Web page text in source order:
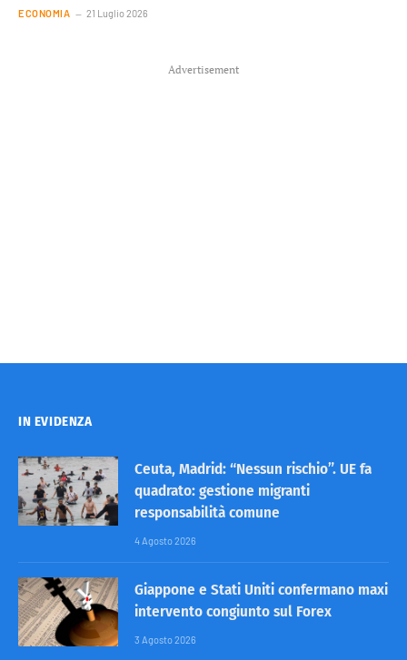
ECONOMIA 21 Luglio 2026
Advertisement
IN EVIDENZA
Ceuta, Madrid: “Nessun rischio”. UE fa
quadrato: gestione migranti
responsabilità comune
4 Agosto 2026
Giappone e Stati Uniti confermano maxi
intervento congiunto sul Forex
3 Agosto 2026